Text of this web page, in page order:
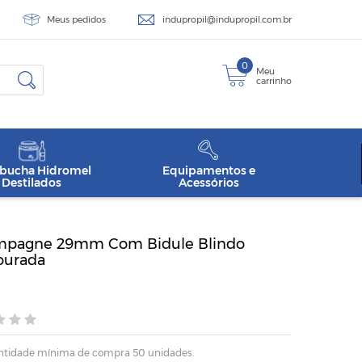
Meus pedidos indupropil@indupropil.com.br
0
Meu
carrinho
Hidromel
Destilados
Equipamentos e
Acessórios
29mm Com Bidule Blindo
mínima de compra 50 unidades.